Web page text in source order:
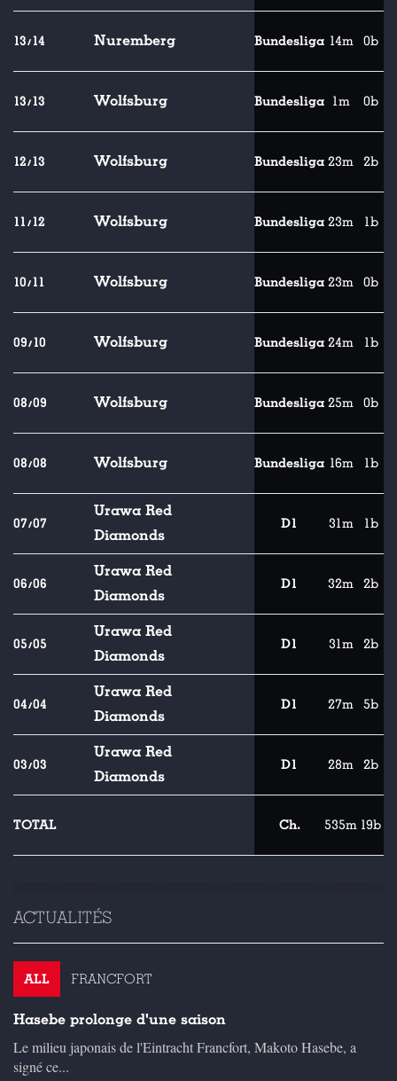
13/14 Nuremberg Bundesliga 14m 0b
13/13 Wolfsburg Bundesliga 1m 0b
12/13 Wolfsburg Bundesliga 23m 2b
11/12 Wolfsburg Bundesliga 23m 1b
10/11 Wolfsburg Bundesliga 23m 0b
09/10 Wolfsburg Bundesliga 24m 1b
08/09 Wolfsburg Bundesliga 25m 0b
08/08 Wolfsburg Bundesliga 16m 1b
07/07
Urawa Red
Diamonds
D1 31m 1b
06/06
Urawa Red
Diamonds
D1 32m 2b
05/05
Urawa Red
Diamonds
D1 31m 2b
04/04
Urawa Red
Diamonds
D1 27m 5b
03/03
Urawa Red
Diamonds
D1 28m 2b
TOTAL Ch. 535m 19b
ACTUALITÉS
ALL FRANCFORT
Hasebe prolonge d'une saison
Le milieu japonais de l'Eintracht Francfort, Makoto Hasebe, a
signé ce...